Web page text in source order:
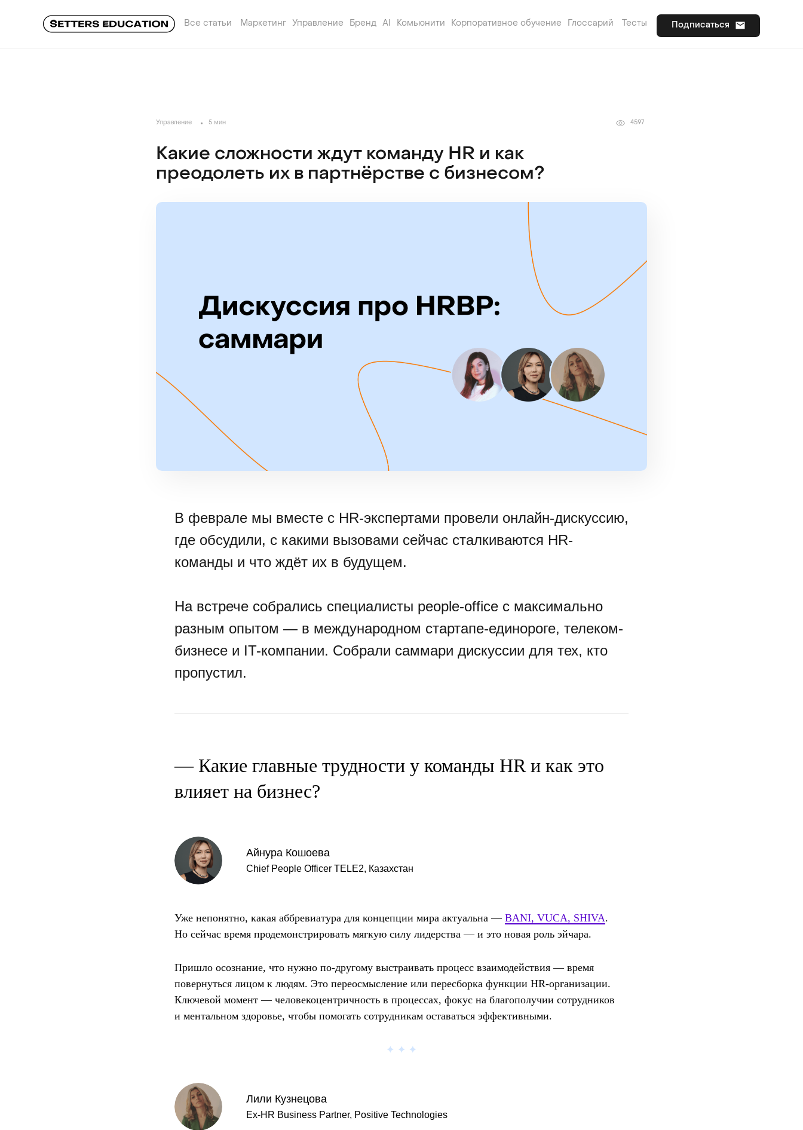
Все статьи Маркетинг Управление Бренд AI Комьюнити Корпоративное обучение Глоссарий Тесты Подписаться
Управление 5 мин 4597
Какие сложности ждут команду HR и как
преодолеть их в партнёрстве с бизнесом?
В феврале мы вместе с HR-экспертами провели онлайн-дискуссию,
где обсудили, с какими вызовами сейчас сталкиваются HR-
команды и что ждёт их в будущем.
На встрече собрались специалисты people-office с максимально
разным опытом — в международном стартапе-единороге, телеком-
бизнесе и IT-компании. Собрали саммари дискуссии для тех, кто
пропустил.
— Какие главные трудности у команды HR и как это
влияет на бизнес?
Айнура Кошоева
Chief People Officer TELE2, Казахстан
Уже непонятно, какая аббревиатура для концепции мира актуальна — BANI, VUCA, SHIVA.
Но сейчас время продемонстрировать мягкую силу лидерства — и это новая роль эйчара.
Пришло осознание, что нужно по-другому выстраивать процесс взаимодействия — время
повернуться лицом к людям. Это переосмысление или пересборка функции HR-организации.
Ключевой момент — человекоцентричность в процессах, фокус на благополучии сотрудников
и ментальном здоровье, чтобы помогать сотрудникам оставаться эффективными.
Лили Кузнецова
Ex-HR Business Partner, Positive Technologies